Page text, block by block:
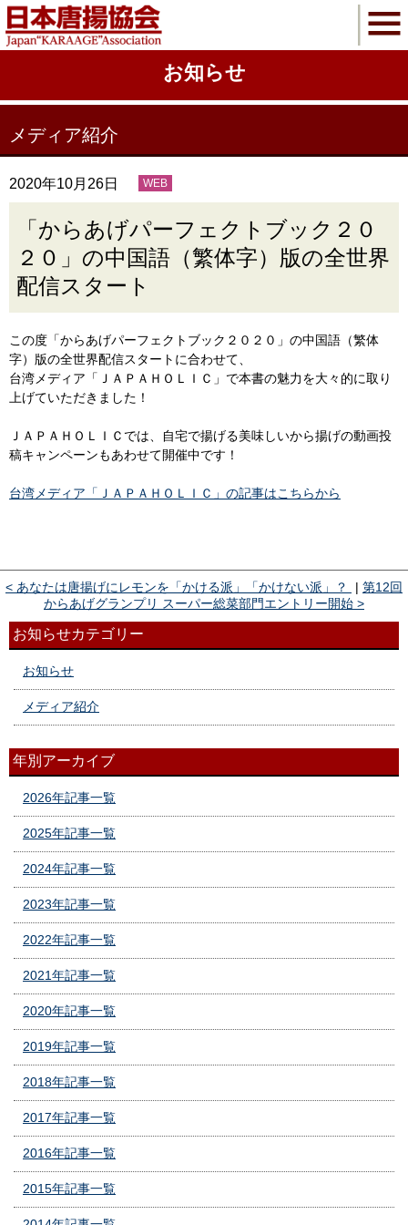
お知らせ
メディア紹介
2020年10月26日 WEB
「からあげパーフェクトブック２０
２０」の中国語（繁体字）版の全世界
配信スタート
この度「からあげパーフェクトブック２０２０」の中国語（繁体
字）版の全世界配信スタートに合わせて、
台湾メディア「ＪＡＰＡＨＯＬＩＣ」で本書の魅力を大々的に取り
上げていただきました！
ＪＡＰＡＨＯＬＩＣでは、自宅で揚げる美味しいから揚げの動画投
稿キャンペーンもあわせて開催中です！
台湾メディア「ＪＡＰＡＨＯＬＩＣ」の記事はこちらから
< あなたは唐揚げにレモンを「かける派」「かけない派」？ | 第12回
からあげグランプリ スーパー総菜部門エントリー開始 >
お知らせカテゴリー
お知らせ
メディア紹介
年別アーカイブ
2026年記事一覧
2025年記事一覧
2024年記事一覧
2023年記事一覧
2022年記事一覧
2021年記事一覧
2020年記事一覧
2019年記事一覧
2018年記事一覧
2017年記事一覧
2016年記事一覧
2015年記事一覧